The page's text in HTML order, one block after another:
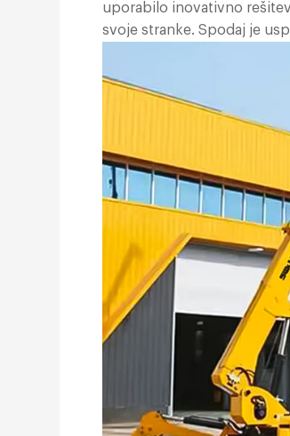
uporabilo inovativno
svoje stranke. Spodaj je